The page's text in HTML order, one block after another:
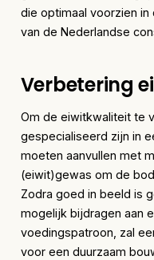
die optimaal voorzien
van de Nederlandse
Verbetering
Om de eiwitkwaliteit te
gespecialiseerd zijn in
moeten aanvullen met
(eiwit)gewas om de
Zodra goed in beeld is
mogelijk bijdragen aan
voedingspatroon, zal
voor een duurzaam